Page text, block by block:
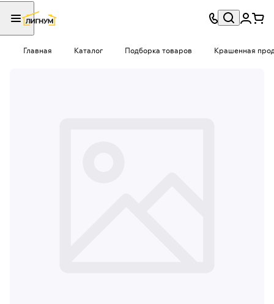
Главная Каталог Подборка товаров Крашенная